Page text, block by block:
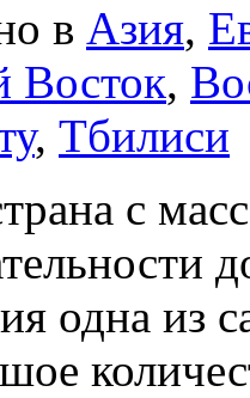
в Азия,
Восток,
, Тбилиси
с
одна из